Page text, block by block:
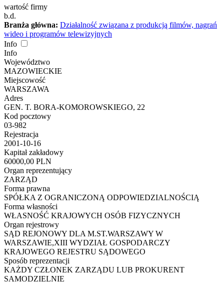
wartość firmy
b.d.
Branża główna: Działalność związana z produkcją filmów, nagrań
wideo i programów telewizyjnych
Info
Info
Województwo
MAZOWIECKIE
Miejscowość
WARSZAWA
Adres
GEN. T. BORA-KOMOROWSKIEGO, 22
Kod pocztowy
03-982
Rejestracja
2001-10-16
Kapitał zakładowy
60000,00 PLN
Organ reprezentujący
ZARZĄD
Forma prawna
SPÓŁKA Z OGRANICZONĄ ODPOWIEDZIALNOŚCIĄ
Forma własności
WŁASNOŚĆ KRAJOWYCH OSÓB FIZYCZNYCH
Organ rejestrowy
SĄD REJONOWY DLA M.ST.WARSZAWY W
WARSZAWIE,XIII WYDZIAŁ GOSPODARCZY
KRAJOWEGO REJESTRU SĄDOWEGO
Sposób reprezentacji
KAŻDY CZŁONEK ZARZĄDU LUB PROKURENT
SAMODZIELNIE